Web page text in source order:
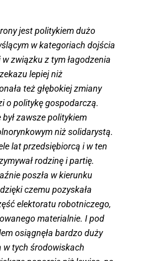
jest politykiem dużo
w kategoriach dojścia
w związku z tym łagodzenia
lepiej niż
też głębokiej zmiany
o politykę gospodarczą.
zawsze politykiem
niż solidarystą.
lat przedsiębiorcą i w ten
rodzinę i partię.
poszła w kierunku
czemu pozyskała
elektoratu robotniczego,
materialnie. I pod
osiągnęła bardzo duży
w tych środowiskach